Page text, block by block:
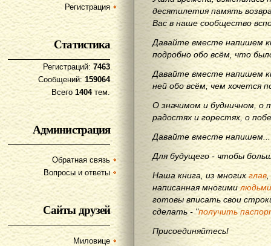
Регистрация
Статистика
Регистраций: 7463
Сообщений:159064
Всего 1404тем.
Администрация
Обратная связь
Вопросы и ответы
Сайты друзей
Миловице
десятилетия память
Вас в наше сообщество
Давайте вместе напишем
подробно обо всём, что
Давайте вместе напишем
ней обо всём, чем хочется
О значимом и будничном, о
радостях и горестях, о
Давайте вместе напишем...
Для будущего - чтобы
Наша книга, из многихглав
написанная многимилюдьми
готовы вписать свои
сделать - "получить
Присоединяйтесь!